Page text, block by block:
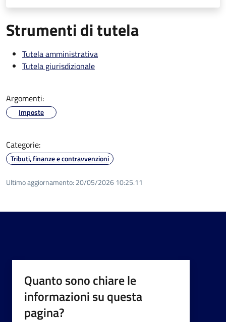
Strumenti di tutela
Tutela amministrativa
Tutela giurisdizionale
Argomenti:
Imposte
Categorie:
Tributi, finanze e contravvenzioni
Ultimo aggiornamento: 20/05/2026 10:25.11
Quanto sono chiare le
informazioni su questa
pagina?